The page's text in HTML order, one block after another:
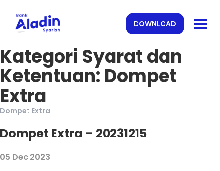
DOWNLOAD
Kategori Syarat dan
Ketentuan: Dompet
Extra
Dompet Extra
Dompet Extra – 20231215
05 Dec 2023